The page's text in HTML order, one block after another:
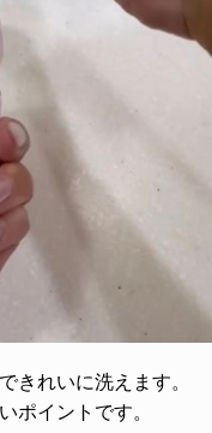
きれいに洗えます。
ポイントです。